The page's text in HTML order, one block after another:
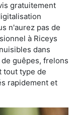
gratuitement
n'aurez pas de
à Riceys
dans
guêpes, frelons
tout type de
rapidement et